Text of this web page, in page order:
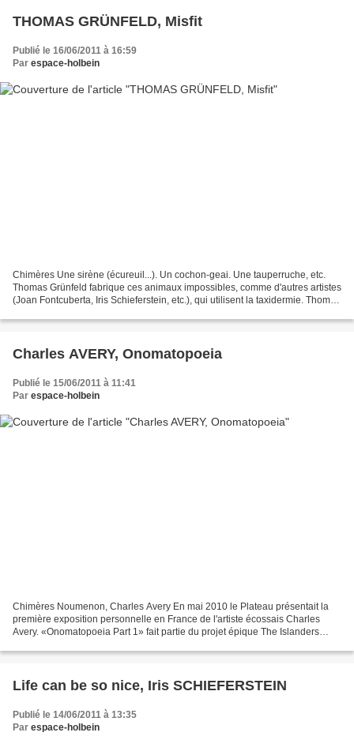
THOMAS GRÜNFELD, Misfit
Publié le 16/06/2011 à 16:59
Par espace-holbein
Chimères Une sirène (écureuil...). Un cochon-geai. Une tauperruche, etc.
Thomas Grünfeld fabrique ces animaux impossibles, comme d'autres artistes
(Joan Fontcuberta, Iris Schieferstein, etc.), qui utilisent la taxidermie. Thomas
Charles AVERY, Onomatopoeia
Publié le 15/06/2011 à 11:41
Par espace-holbein
Chimères Noumenon, Charles Avery En mai 2010 le Plateau présentait la
première exposition personnelle en France de l'artiste écossais Charles
Avery. «Onomatopoeia Part 1» fait partie du projet épique The Islanders
Life can be so nice, Iris SCHIEFERSTEIN
Publié le 14/06/2011 à 13:35
Par espace-holbein